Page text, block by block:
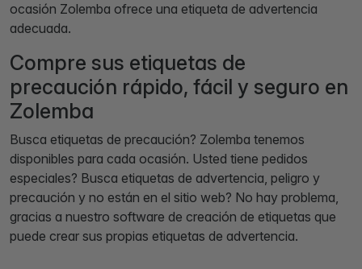
ocasión Zolemba ofrece una etiqueta de advertencia
adecuada.
Compre sus etiquetas de
precaución rápido, fácil y seguro en
Zolemba
Busca etiquetas de precaución? Zolemba tenemos
disponibles para cada ocasión. Usted tiene pedidos
especiales? Busca etiquetas de advertencia, peligro y
precaución y no están en el sitio web? No hay problema,
gracias a nuestro software de creación de etiquetas que
puede crear sus propias etiquetas de advertencia.